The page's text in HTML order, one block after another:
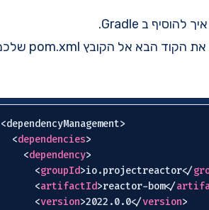
<dependencyManagement>
<dependencies>
<dependency>
<groupId>io.projectreactor</
<artifactId>reactor-bom</
<version>2022.0.0</version>